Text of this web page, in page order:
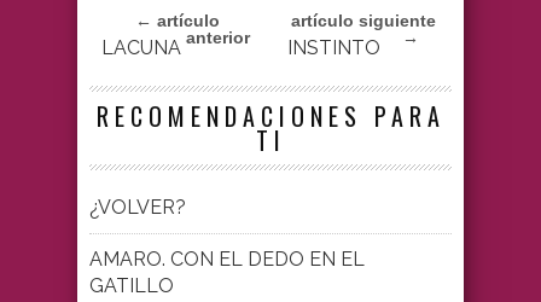
← artículo
anterior
LACUNA
artículo siguiente
→
INSTINTO
RECOMENDACIONES PARA
TI
¿VOLVER?
AMARO. CON EL DEDO EN EL
GATILLO